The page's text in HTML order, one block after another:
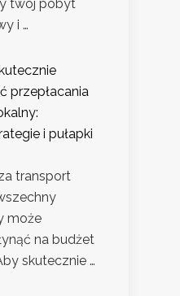
twój pobyt
i …
przepłacania
i pułapki
transport
może
na budżet
skutecznie …